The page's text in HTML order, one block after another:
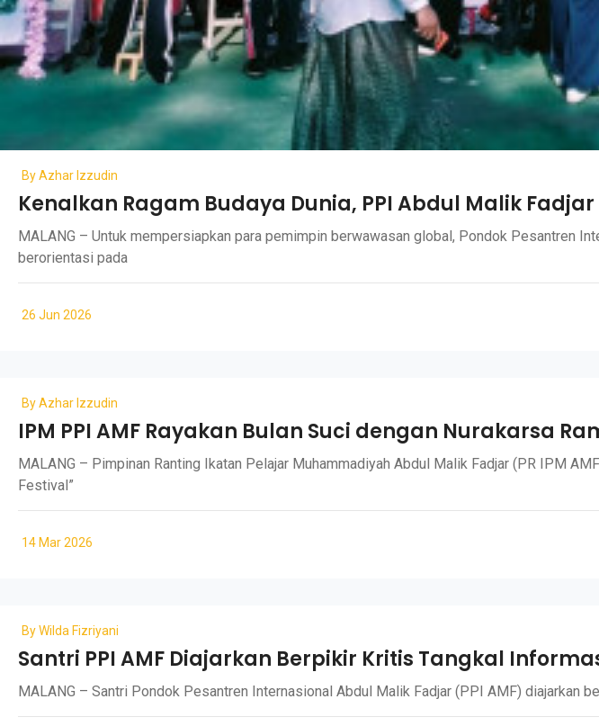
ByAzhar Izzudin
Kenalkan Ragam Budaya Dunia, PPI Abdul Malik Fadjar
MALANG – Untuk mempersiapkan para pemimpin berwawasan global, Pondok Pesantren
berorientasi pada
26 Jun 2026
ByAzhar Izzudin
IPM PPI AMF Rayakan Bulan Suci dengan Nurakarsa
MALANG – Pimpinan Ranting Ikatan Pelajar Muhammadiyah Abdul Malik Fadjar (PR IPM
Festival”
14 Mar 2026
ByWilda Fizriyani
Santri PPI AMF Diajarkan Berpikir Kritis Tangkal
MALANG – Santri Pondok Pesantren Internasional Abdul Malik Fadjar (PPI AMF) diajarkan